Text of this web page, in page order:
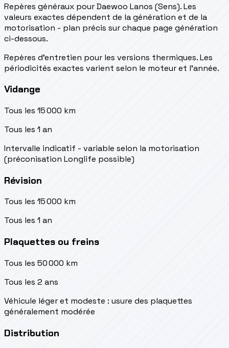
Repères généraux pour Daewoo Lanos (Sens). Les
valeurs exactes dépendent de la génération et de la
motorisation - plan précis sur chaque page génération
ci-dessous.
Repères d’entretien pour les versions thermiques. Les
périodicités exactes varient selon le moteur et l’année.
Vidange
Tous les 15 000 km
Tous les 1 an
Intervalle indicatif - variable selon la motorisation
(préconisation Longlife possible)
Révision
Tous les 15 000 km
Tous les 1 an
Plaquettes ou freins
Tous les 50 000 km
Tous les 2 ans
Véhicule léger et modeste : usure des plaquettes
généralement modérée
Distribution